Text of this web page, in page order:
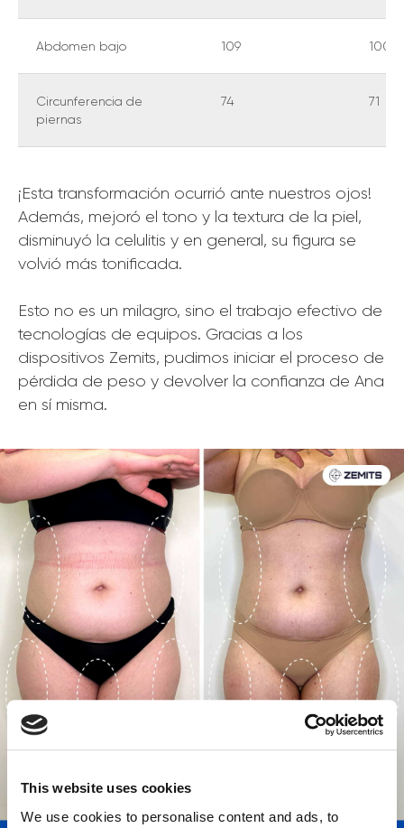
This website uses cookies
We use cookies to personalise content and ads, to
Abdomen bajo 109 100
Circunferencia de
piernas
74 71
¡Esta transformación ocurrió ante nuestros ojos!
Además, mejoró el tono y la textura de la piel,
disminuyó la celulitis y en general, su figura se
volvió más tonificada.
Esto no es un milagro, sino el trabajo efectivo de
tecnologías de equipos. Gracias a los
dispositivos Zemits, pudimos iniciar el proceso de
pérdida de peso y devolver la confianza de Ana
en sí misma.